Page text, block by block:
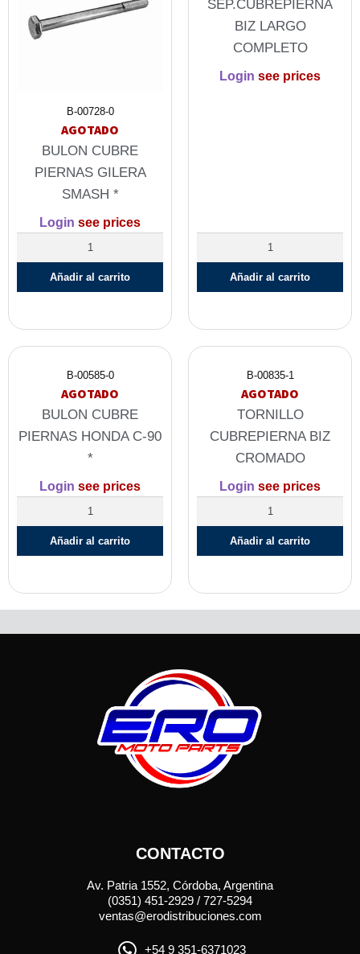
B-00728-0
AGOTADO
BULON CUBRE
PIERNAS GILERA
SMASH *
Login see prices
Añadir al carrito
SEP.CUBREPIERNA
BIZ LARGO
COMPLETO
Login see prices
Añadir al carrito
B-00585-0
AGOTADO
BULON CUBRE
PIERNAS HONDA C-90
*
Login see prices
Añadir al carrito
B-00835-1
AGOTADO
TORNILLO
CUBREPIERNA BIZ
CROMADO
Login see prices
Añadir al carrito
CONTACTO
Av. Patria 1552, Córdoba, Argentina
(0351) 451-2929 / 727-5294
ventas@erodistribuciones.com
+54 9 351-6371023